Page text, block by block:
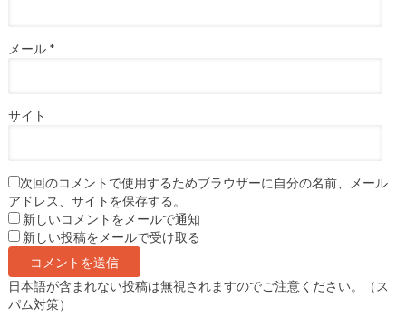
メール *
サイト
次回のコメントで使用するためブラウザーに自分の名前、メール
アドレス、サイトを保存する。
新しいコメントをメールで通知
新しい投稿をメールで受け取る
日本語が含まれない投稿は無視されますのでご注意ください。（ス
パム対策）